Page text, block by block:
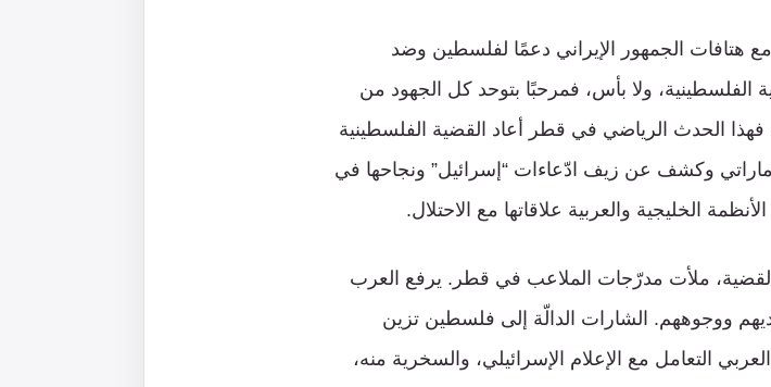
هتافات الجمهور الإيراني دعمًا لفلسطين وضد
الفلسطينية، ولا بأس، فمرحبًا بتوحد كل الجهود من
فهذا الحدث الرياضي في قطر أعاد القضية الفلسطينية
وكشف عن زيف ادّعاءات “إسرائيل” ونجاحها في
الخليجية والعربية علاقاتها مع الاحتلال.
القضية، ملأت مدرّجات الملاعب في قطر. يرفع العرب
ووجوههم. الشارات الدالّة إلى فلسطين تزين
التعامل مع الإعلام الإسرائيلي، والسخرية منه،